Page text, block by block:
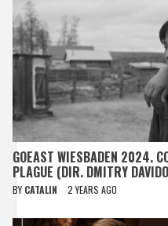
GOEAST WIESBADEN 2024.
PLAGUE (DIR. DMITRY
BY CATALIN 2 YEARS AGO